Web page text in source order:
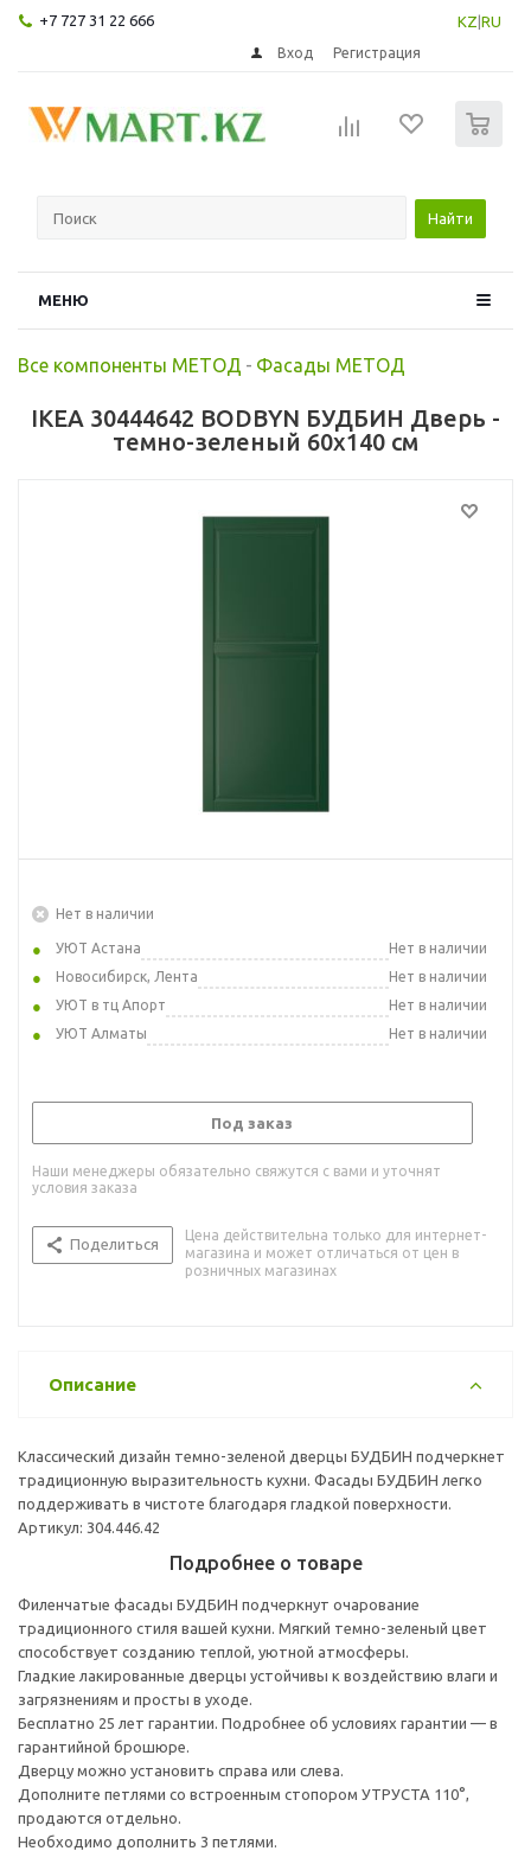
+7 727 31 22 666 KZ RU
Вход Регистрация
Найти
МЕНЮ
Все компоненты МЕТОД - Фасады МЕТОД
IKEA 30444642 BODBYN БУДБИН Дверь -
темно-зеленый 60x140 см
Нет в наличии
УЮТ Астана
Нет в наличии
Новосибирск, Лента
Нет в наличии
УЮТ в тц Апорт
Нет в наличии
УЮТ Алматы
Нет в наличии
Под заказ
Наши менеджеры обязательно свяжутся с вами и уточнят
условия заказа
Поделиться
Цена действительна только для интернет-
магазина и может отличаться от цен в
розничных магазинах
Описание
Классический дизайн темно-зеленой дверцы БУДБИН подчеркнет
традиционную выразительность кухни. Фасады БУДБИН легко
поддерживать в чистоте благодаря гладкой поверхности.
Артикул: 304.446.42
Подробнее о товаре
Филенчатые фасады БУДБИН подчеркнут очарование
традиционного стиля вашей кухни. Мягкий темно-зеленый цвет
способствует созданию теплой, уютной атмосферы.
Гладкие лакированные дверцы устойчивы к воздействию влаги и
загрязнениям и просты в уходе.
Бесплатно 25 лет гарантии. Подробнее об условиях гарантии — в
гарантийной брошюре.
Дверцу можно установить справа или слева.
Дополните петлями со встроенным стопором УТРУСТА 110°,
продаются отдельно.
Необходимо дополнить 3 петлями.